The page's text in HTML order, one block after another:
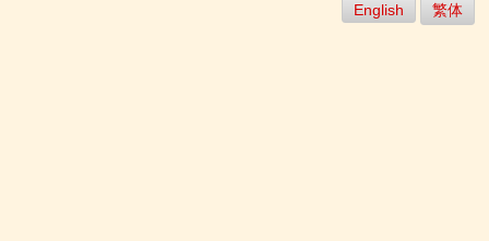
English 繁体